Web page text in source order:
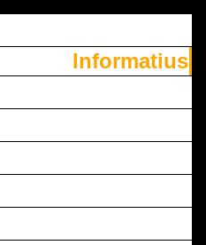
Informatius